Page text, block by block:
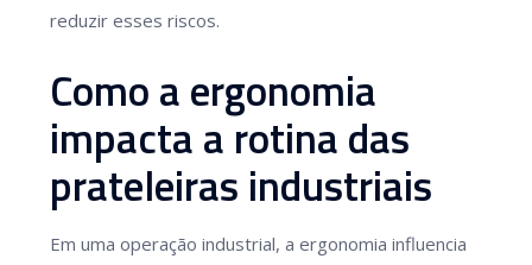
reduzir esses riscos.
Como a ergonomia
impacta a rotina das
prateleiras industriais
Em uma operação industrial, a ergonomia influencia